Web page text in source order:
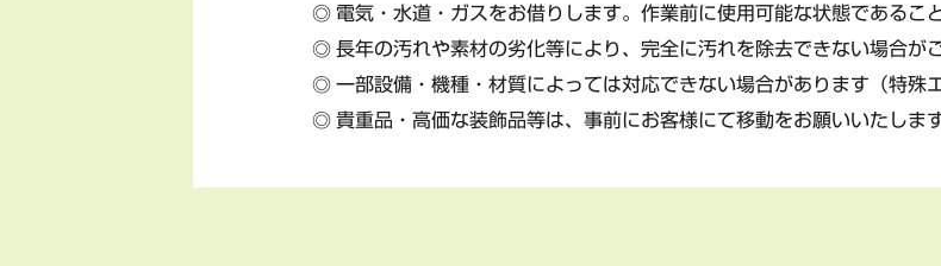
電気・水道・ガスをお借りします。作業前に使用可能な状態であるこ
長年の汚れや素材の劣化等により、完全に汚れを除去できない場合が
一部設備・機種・材質によっては対応できない場合があります（特殊
貴重品・高価な装飾品等は、事前にお客様にて移動をお願いいたします